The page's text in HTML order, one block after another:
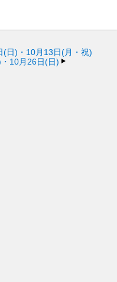
(日)・10月13日(月・祝)
10月26日(日)